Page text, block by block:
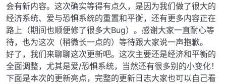
会有新内容。这次确实等得有点久，是因为我们做了很大的
经济系统、爱与恐惧系统的重置和平衡，还有更多内容正在
路上（期间也顺便修了很多大Bug）。感谢大家一直耐心等
待，也为这次（稍微长一点的）等待跟大家说一声抱歉。
好了，我们来聊聊这次更新吧。这次主要还是经济和平衡的
全面调整，尤其是爱/恐惧系统，当然还有很多别的小变化！
下面是本次的更新亮点，完整的更新日志大家也可以自己看